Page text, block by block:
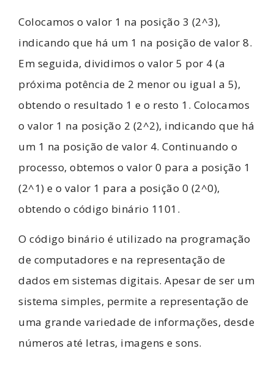
Colocamos o valor 1 na posição 3 (2^3),
indicando que há um 1 na posição de valor 8.
Em seguida, dividimos o valor 5 por 4 (a
próxima potência de 2 menor ou igual a 5),
obtendo o resultado 1 e o resto 1. Colocamos
o valor 1 na posição 2 (2^2), indicando que há
um 1 na posição de valor 4. Continuando o
processo, obtemos o valor 0 para a posição 1
(2^1) e o valor 1 para a posição 0 (2^0),
obtendo o código binário 1101.
O código binário é utilizado na programação
de computadores e na representação de
dados em sistemas digitais. Apesar de ser um
sistema simples, permite a representação de
uma grande variedade de informações, desde
números até letras, imagens e sons.